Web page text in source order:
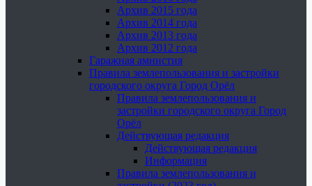
Архив 2015 года
Архив 2014 года
Архив 2013 года
Архив 2012 года
Гаражная амнистия
Правила землепользования и застройки
городского округа Город Орёл
Правила землепользования и
застройки городского округа Город
Орёл
Действующая редакция
Действующая редакция
Информация
Правила землепользования и